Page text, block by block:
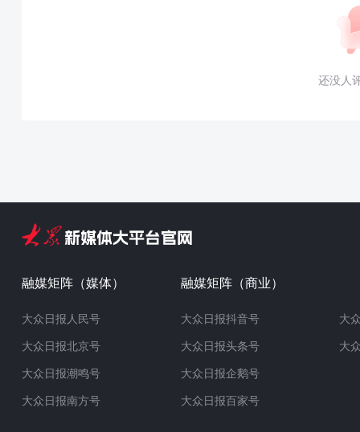
还没人
融媒矩阵（媒体）
大众日报人民号
大众日报北京号
大众日报潮鸣号
大众日报南方号
融媒矩阵（商业）
大众日报抖音号
大众日报头条号
大众日报企鹅号
大众日报百家号
大
大